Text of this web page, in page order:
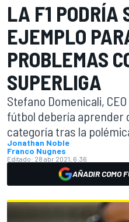
LA F1 PODRÍA
EJEMPLO
PROBLEMAS
SUPERLIGA
Stefano Domenicali,
fútbol debería aprender
categoría tras la
Jonathan Noble
Franco Nugnes
Editado: 28 abr 2021, 6:36
AÑADIR COMO